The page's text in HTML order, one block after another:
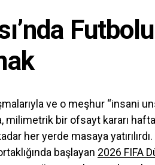
Futbolu
ve o meşhur “insani
bir ofsayt kararı
her yerde masaya
başlayan 2026 FIFA